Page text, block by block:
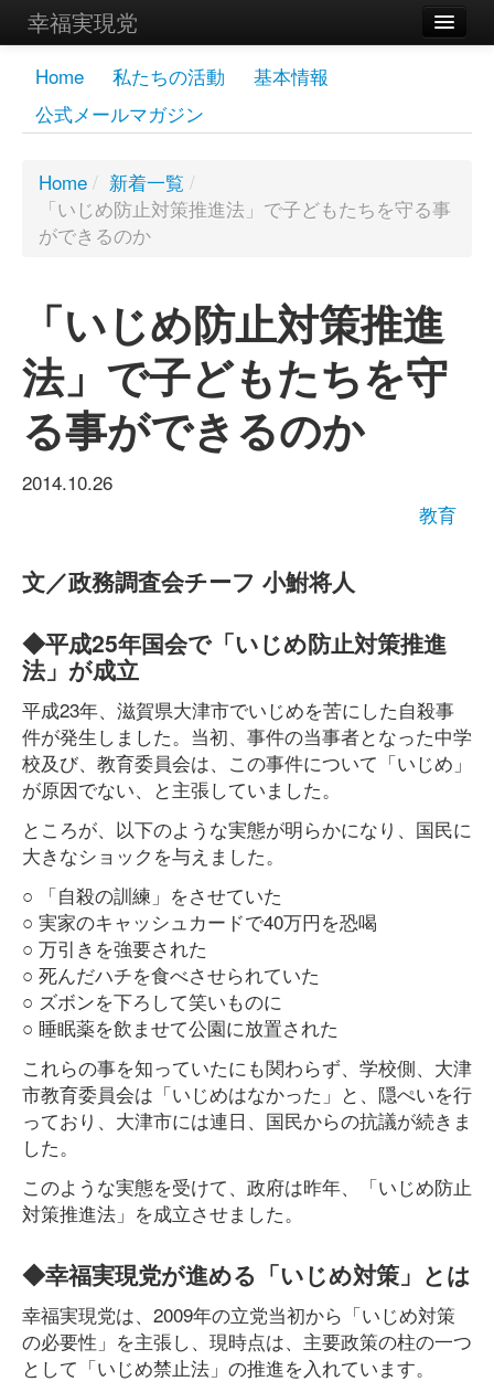
幸福実現党
メンバーズページ
党員
お問い合わせ
Home 私たちの活動
基本情報
公式メールマガジン
Home / 新着一覧 /
「いじめ防止対策推進法」で子どもたちを守る事
ができるのか
「いじめ防止対策推進
法」で子どもたちを守
る事ができるのか
2014.10.26
教育
文／政務調査会チーフ 小鮒将人
◆平成25年国会で「いじめ防止対策推進
法」が成立
平成23年、滋賀県大津市でいじめを苦にした自殺事
件が発生しました。当初、事件の当事者となった中学
校及び、教育委員会は、この事件について「いじめ」
が原因でない、と主張していました。
ところが、以下のような実態が明らかになり、国民に
大きなショックを与えました。
○ 「自殺の訓練」をさせていた
○ 実家のキャッシュカードで40万円を恐喝
○ 万引きを強要された
○ 死んだハチを食べさせられていた
○ ズボンを下ろして笑いものに
○ 睡眠薬を飲ませて公園に放置された
これらの事を知っていたにも関わらず、学校側、大津
市教育委員会は「いじめはなかった」と、隠ぺいを行
っており、大津市には連日、国民からの抗議が続きま
した。
このような実態を受けて、政府は昨年、「いじめ防止
対策推進法」を成立させました。
◆幸福実現党が進める「いじめ対策」とは
幸福実現党は、2009年の立党当初から「いじめ対策
の必要性」を主張し、現時点は、主要政策の柱の一つ
として「いじめ禁止法」の推進を入れています。